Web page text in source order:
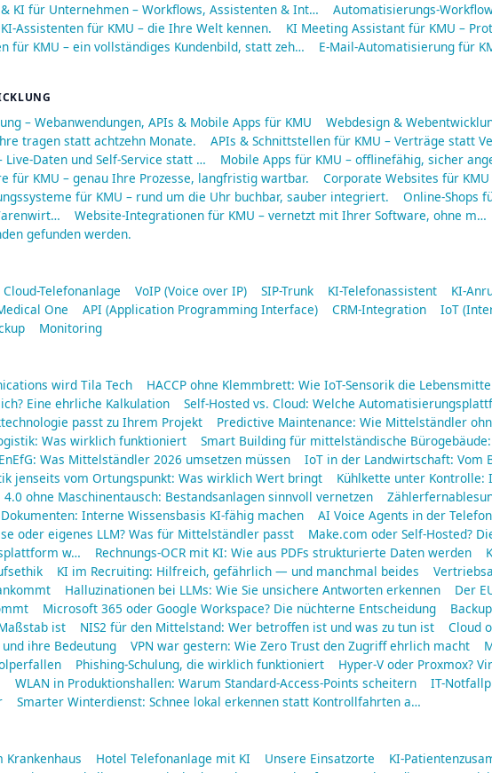
KI für Unternehmen – Workflows, Assistenten & Int…
Automatisierungs-
KI-Assistenten für KMU – die Ihre Welt kennen.
KI Meeting Assistant für KMU –
für KMU – ein vollständiges Kundenbild, statt zeh…
E-Mail-Automatisierung für
– Webanwendungen, APIs & Mobile Apps für KMU Webdesign &
tragen statt achtzehn Monate.
APIs & Schnittstellen für KMU – Verträge statt
Live-Daten und Self-Service statt …
Mobile Apps für KMU – offlinefähig, sicher
für KMU – genau Ihre Prozesse, langfristig wartbar.
Corporate Websites für
für KMU – rund um die Uhr buchbar, sauber integriert.
Online-Shops
Website-Integrationen für KMU – vernetzt mit Ihrer Software, ohne m…
gefunden werden.
Cloud-Telefonanlage VoIP (Voice over IP) SIP-Trunk KI-Telefonassistent KI-
One API (Application Programming Interface) CRM-Integration IoT
Monitoring
wird Tila Tech HACCP ohne Klemmbrett: Wie IoT-Sensorik die
Eine ehrliche Kalkulation
Self-Hosted vs. Cloud: Welche
passt zu Ihrem Projekt
Predictive Maintenance: Wie Mittelständler
Was wirklich funktioniert
Smart Building für mittelständische
Was Mittelständler 2026 umsetzen müssen
IoT in der Landwirtschaft: Vom
jenseits vom Ortungspunkt: Was wirklich Wert bringt
Kühlkette unter Kontrolle:
ohne Maschinentausch: Bestandsanlagen sinnvoll vernetzen
Interne Wissensbasis KI-fähig machen
AI Voice Agents in der
oder eigenes LLM? Was für Mittelständler passt
Make.com oder Self-Hosted?
w…
Rechnungs-OCR mit KI: Wie aus PDFs strukturierte Daten werden
KI im Recruiting: Hilfreich, gefährlich — und manchmal beides
Halluzinationen bei LLMs: Wie Sie unsichere Antworten erkennen
Der
Microsoft 365 oder Google Workspace? Die nüchterne Entscheidung
ist
NIS2 für den Mittelstand: Wer betroffen ist und was zu tun ist
Cloud
ihre Bedeutung
VPN war gestern: Wie Zero Trust den Zugriff ehrlich macht
Phishing-Schulung, die wirklich funktioniert
Hyper-V oder Proxmox?
WLAN in Produktionshallen: Warum Standard-Access-Points scheitern
IT-
Smarter Winterdienst: Schnee lokal erkennen statt Kontrollfahrten a…
Krankenhaus Hotel Telefonanlage mit KI Unsere Einsatzorte
KI-